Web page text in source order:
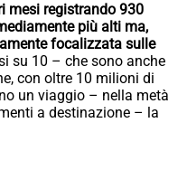
mesi registrando 930
più alti ma,
focalizzata sulle
su 10 – che sono anche
con oltre 10 milioni di
un viaggio – nella metà
a destinazione – la